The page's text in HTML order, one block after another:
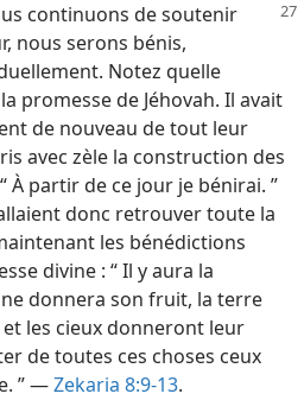
continuons de soutenir
nous serons bénis,
Notez quelle
promesse de Jéhovah. Il avait
de nouveau de tout leur
avec zèle la construction des
À partir de ce jour je bénirai. ”
donc retrouver toute la
les bénédictions
divine : “ Il y aura la
donnera son fruit, la terre
les cieux donneront leur
de toutes ces choses ceux
” —Zekaria 8:9-13.